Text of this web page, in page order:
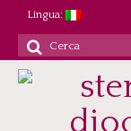
Lingua:
Cerca
per: